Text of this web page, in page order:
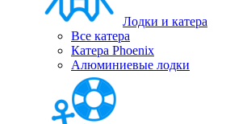
Лодки и катера
Все катера
Катера Phoenix
Алюминиевые лодки